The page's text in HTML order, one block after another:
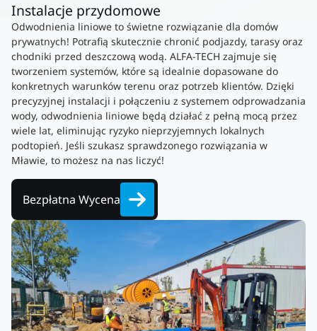
Instalacje przydomowe
Odwodnienia liniowe to świetne rozwiązanie dla domów
prywatnych! Potrafią skutecznie chronić podjazdy, tarasy oraz
chodniki przed deszczową wodą. ALFA-TECH zajmuje się
tworzeniem systemów, które są idealnie dopasowane do
konkretnych warunków terenu oraz potrzeb klientów. Dzięki
precyzyjnej instalacji i połączeniu z systemem odprowadzania
wody, odwodnienia liniowe będą działać z pełną mocą przez
wiele lat, eliminując ryzyko nieprzyjemnych lokalnych
podtopień. Jeśli szukasz sprawdzonego rozwiązania w
Mławie, to możesz na nas liczyć!
Bezpłatna Wycena